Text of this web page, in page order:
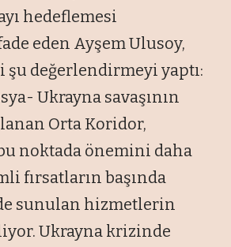
hedeflemesi
eden Ayşem Ulusoy,
değerlendirmeyi yaptı:
Ukrayna savaşının
Orta Koridor,
noktada önemini daha
fırsatların başında
sunulan hizmetlerin
Ukrayna krizinde